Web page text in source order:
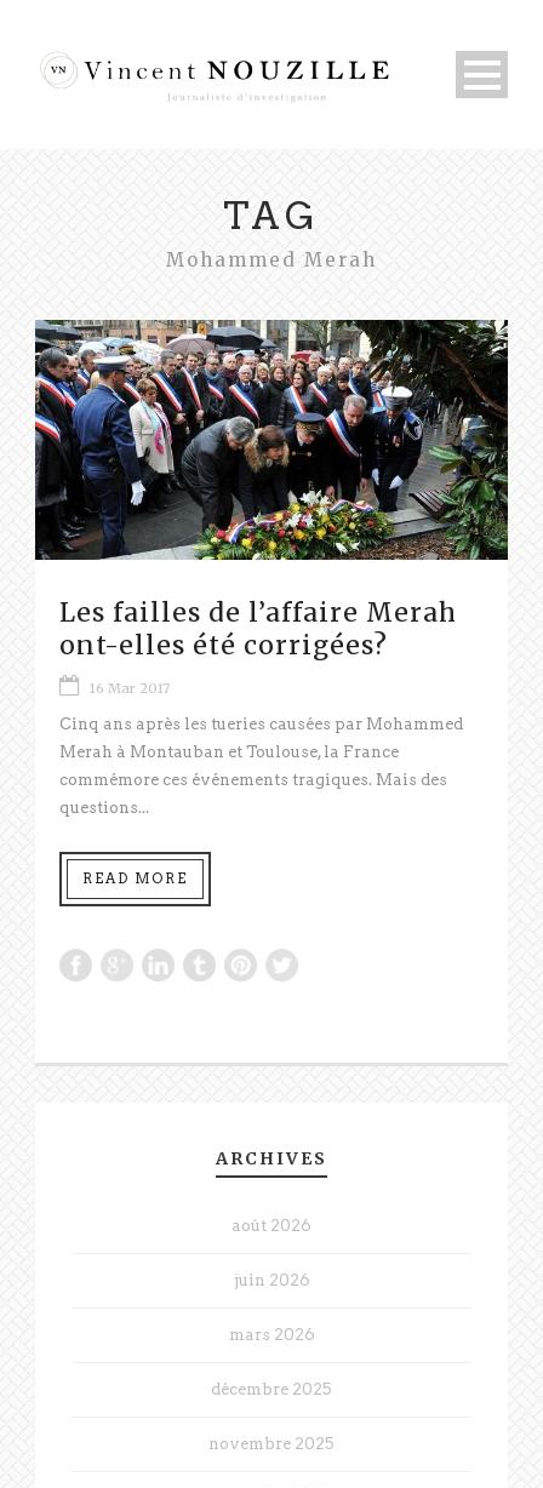
TAG
Mohammed Merah
Les failles de l’affaire Merah
ont-elles été corrigées?
16 Mar 2017
Cinq ans après les tueries causées par Mohammed
Merah à Montauban et Toulouse, la France
commémore ces événements tragiques. Mais des
questions...
READ MORE
ARCHIVES
août 2026
juin 2026
mars 2026
décembre 2025
novembre 2025